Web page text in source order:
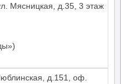
Мясницкая, д.35, 3 этаж
д.151, оф.